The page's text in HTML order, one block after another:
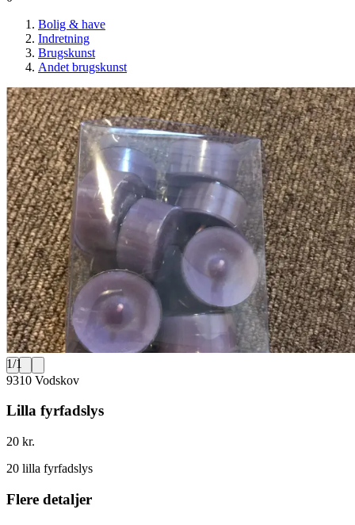
Bolig & have
Indretning
Brugskunst
Andet brugskunst
1/1
9310 Vodskov
Lilla fyrfadslys
20 kr.
20 lilla fyrfadslys
Flere detaljer